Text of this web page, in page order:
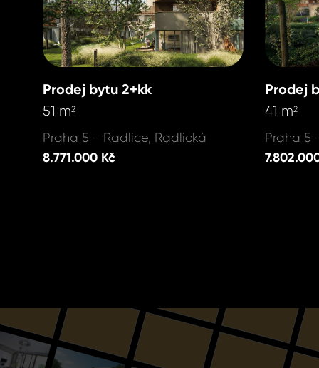
Prodej bytu 2+kk
51 m2
Praha 5 - Radlice, Radlická
8.771.000 Kč
Prodej
41 m2
Praha 5